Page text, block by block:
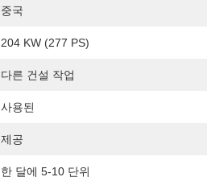
중국
204 KW (277 PS)
다른 건설 작업
사용된
제공
한 달에 5-10 단위